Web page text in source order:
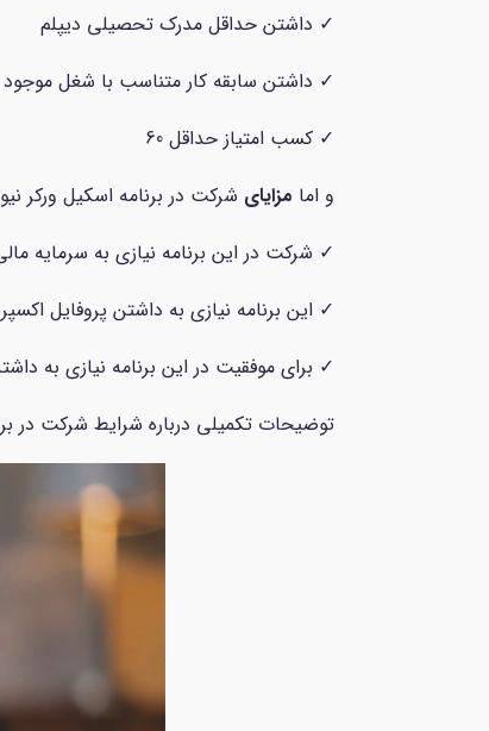
✓ داشتن حداقل مدرک تحصیلی دیپلم
✓ داشتن سابقه کار متناسب با شغل موجود
✓ کسب امتیاز حداقل 60
و اما مزایای شرکت در برنامه اسکیل ورکر
✓ شرکت در این برنامه نیازی به سرمایه
✓ این برنامه نیازی به داشتن پروفایل
✓ برای موفقیت در این برنامه نیازی به
توضیحات تکمیلی درباره شرایط شرکت در